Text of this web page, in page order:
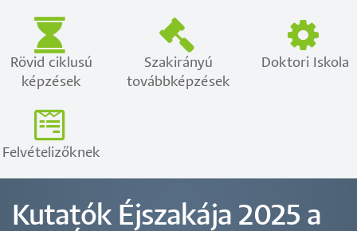
Rövid ciklusú
képzések
Szakirányú
továbbképzések
Doktori Iskola
Felvételizőknek
Kutatók Éjszakája 2025 a